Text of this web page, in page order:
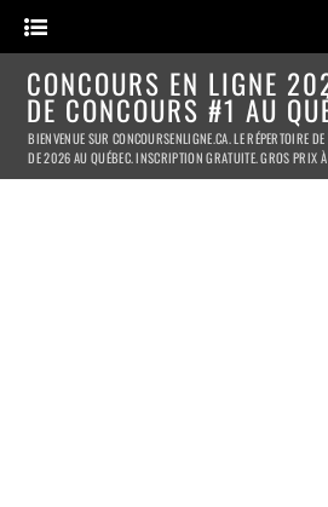
CONCOURS EN LIGNE
DE CONCOURS #1 AU
BIENVENUE SUR CONCOURSENLIGNE.CA. LE RÉPERTOIRE
DE 2026 AU QUÉBEC. INSCRIPTION GRATUITE. GROS PRIX